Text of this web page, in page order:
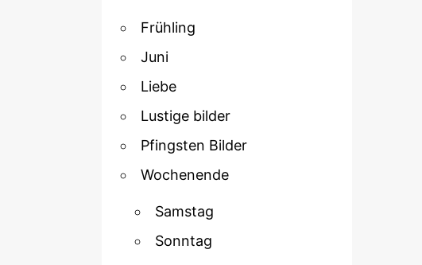
Frühling
Juni
Liebe
Lustige bilder
Pfingsten Bilder
Wochenende
Samstag
Sonntag